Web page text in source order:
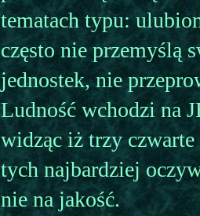
tematach typu:
często nie przemyślą
jednostek, nie
Ludność wchodzi na
widząc iż trzy
tych najbardziej
nie na jakość.